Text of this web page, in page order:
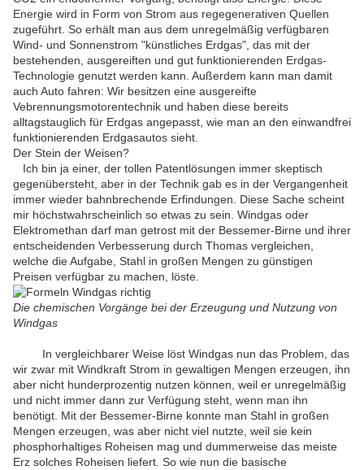
Energie wird in Form von Strom aus regegenerativen Quellen
zugeführt. So erhält man aus dem unregelmäßig verfügbaren
Wind- und Sonnenstrom "künstliches Erdgas", das mit der
bestehenden, ausgereiften und gut funktionierenden Erdgas-
Technologie genutzt werden kann. Außerdem kann man damit
auch Auto fahren: Wir besitzen eine ausgereifte
Vebrennungsmotorentechnik und haben diese bereits
alltagstauglich für Erdgas angepasst, wie man an den einwandfrei
funktionierenden Erdgasautos sieht.
Der Stein der Weisen?
Ich bin ja einer, der tollen Patentlösungen immer skeptisch
gegenübersteht, aber in der Technik gab es in der Vergangenheit
immer wieder bahnbrechende Erfindungen. Diese Sache scheint
mir höchstwahrscheinlich so etwas zu sein. Windgas oder
Elektromethan darf man getrost mit der Bessemer-Birne und ihrer
entscheidenden Verbesserung durch Thomas vergleichen,
welche die Aufgabe, Stahl in großen Mengen zu günstigen
Preisen verfügbar zu machen, löste.
Die chemischen Vorgänge bei der Erzeugung und Nutzung von
Windgas
In vergleichbarer Weise löst Windgas nun das Problem, das
wir zwar mit Windkraft Strom in gewaltigen Mengen erzeugen, ihn
aber nicht hunderprozentig nutzen können, weil er unregelmäßig
und nicht immer dann zur Verfügung steht, wenn man ihn
benötigt. Mit der Bessemer-Birne konnte man Stahl in großen
Mengen erzeugen, was aber nicht viel nutzte, weil sie kein
phosphorhaltiges Roheisen mag und dummerweise das meiste
Erz solches Roheisen liefert. So wie nun die basische